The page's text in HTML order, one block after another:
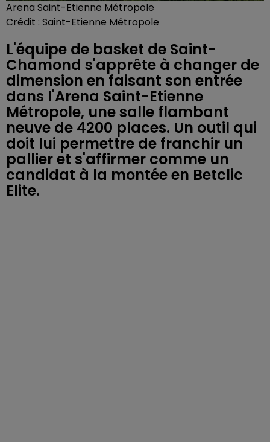
Arena Saint-Etienne Métropole
Crédit : Saint-Etienne Métropole
L'équipe de basket de Saint-
Chamond s'apprête à changer de
dimension en faisant son entrée
dans l'Arena Saint-Etienne
Métropole, une salle flambant
neuve de 4200 places. Un outil qui
doit lui permettre de franchir un
pallier et s'affirmer comme un
candidat à la montée en Betclic
Elite.